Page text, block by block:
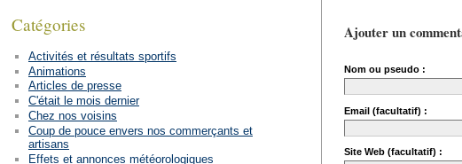
Ajouter un
Nom ou pseudo :
Email (facultatif) :
Site Web (facultatif) :
Catégories
Activités et résultats sportifs
Animations
Articles de presse
C'était le mois dernier
Chez nos voisins
Coup de pouce envers nos commerçants et
artisans
Effets et annonces météorologiques